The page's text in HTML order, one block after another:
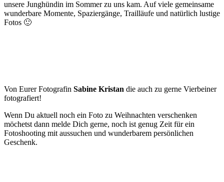
unsere Junghündin im Sommer zu uns kam. Auf viele gemeinsame
wunderbare Momente, Spaziergänge, Trailläufe und natürlich lustige
Fotos 🙂
Von Eurer Fotografin Sabine Kristan die auch zu gerne Vierbeiner
fotografiert!
Wenn Du aktuell noch ein Foto zu Weihnachten verschenken
möchetst dann melde Dich gerne, noch ist genug Zeit für ein
Fotoshooting mit aussuchen und wunderbarem persönlichen
Geschenk.